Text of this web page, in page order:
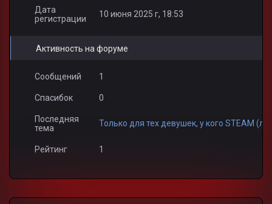
Дата
регистрации
10 июня 2025 г, 18:53
Активность на форуме
Сообщений 1
Спасибок 0
Последняя
тема
Только для тех девушек, у кого STEAM
Рейтинг 1